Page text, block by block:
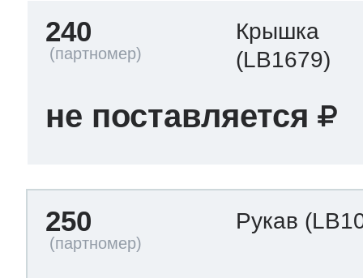
240
Крышка
(LB1679)
не поставляется
250 Рукав